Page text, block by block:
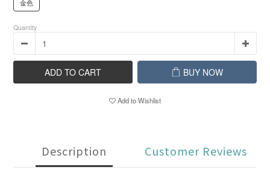
金色
Quantity
ADD TO CART BUY NOW
Add to Wishlist
Description Customer Reviews